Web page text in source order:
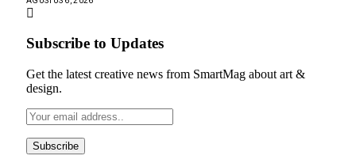
Subscribe to Updates
Get the latest creative news from SmartMag about art &
design.